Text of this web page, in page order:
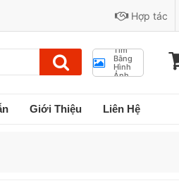
Hợp tác
Tìm
Bằng
Hình
Ảnh
Giới Thiệu Liên Hệ